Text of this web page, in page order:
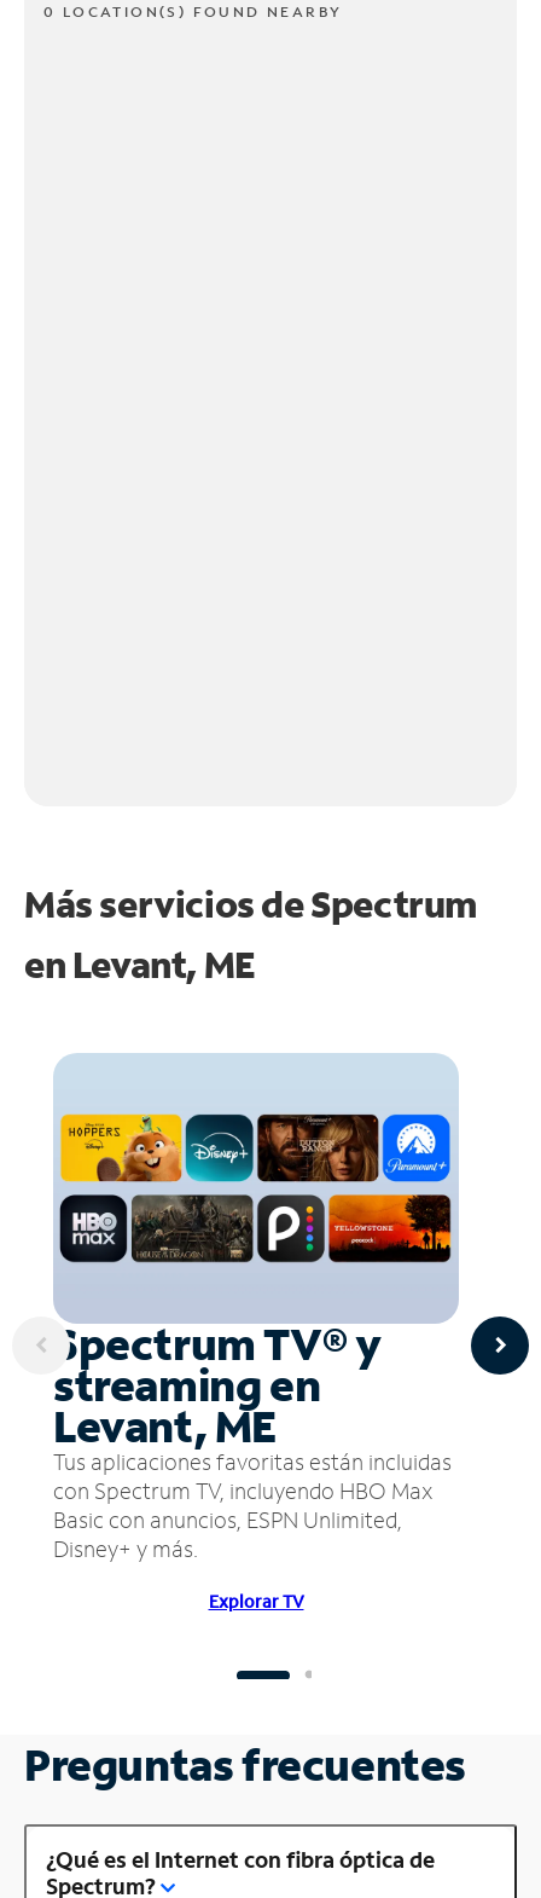
0 LOCATION(S) FOUND NEARBY
Más servicios de Spectrum
en Levant, ME
Spectrum TV® y
streaming en
Levant, ME
Tus aplicaciones favoritas están incluidas
con Spectrum TV, incluyendo HBO Max
Basic con anuncios, ESPN Unlimited,
Disney+ y más.
Explorar TV
Preguntas frecuentes
¿Qué es el Internet con fibra óptica de
Spectrum?